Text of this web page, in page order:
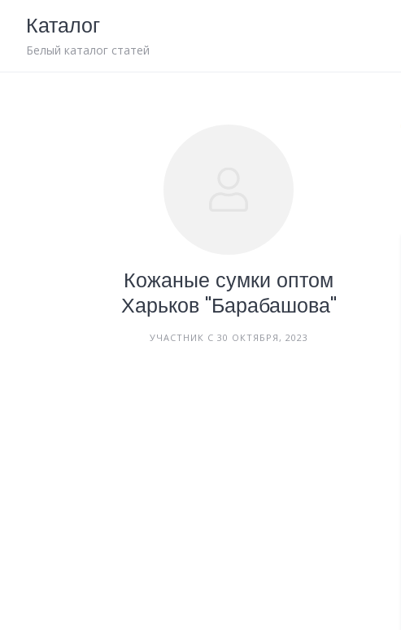
content
Каталог
Белый каталог статей
Кожаные сумки оптом
Харьков "Барабашова"
УЧАСТНИК С 30 ОКТЯБРЯ, 2023